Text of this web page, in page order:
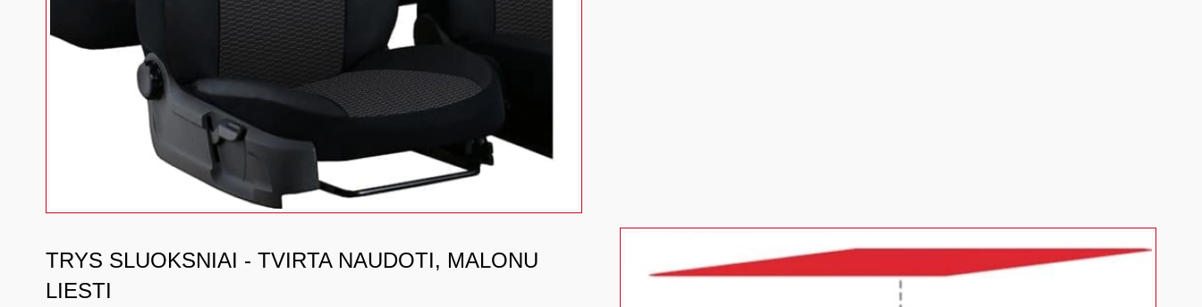
TRYS SLUOKSNIAI - TVIRTA NAUDOTI, MALONU
LIESTI